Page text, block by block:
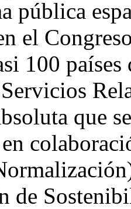
pública
el
100
que
de